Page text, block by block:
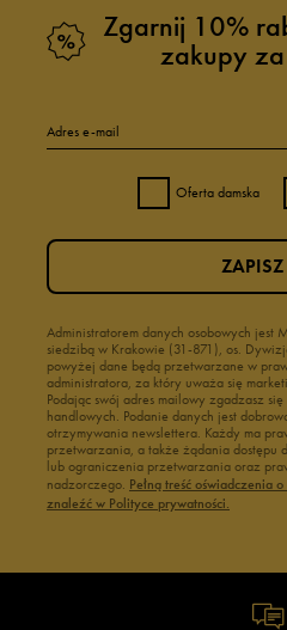
Zgarnij 10%
zakupy
Adres e-mail
Oferta damska
Administratorem danych osobowych jest
siedzibą w Krakowie (31-871), os.
powyżej dane będą przetwarzane w
administratora, za który uważa się
Podając swój adres mailowy zgadzasz
handlowych. Podanie danych jest
otrzymywania newslettera. Każdy ma
przetwarzania, a także żądania dostępu
lub ograniczenia przetwarzania oraz
nadzorczego. Pełną treść oświadczenia
znaleźć w Polityce prywatności.
ZAPISZ